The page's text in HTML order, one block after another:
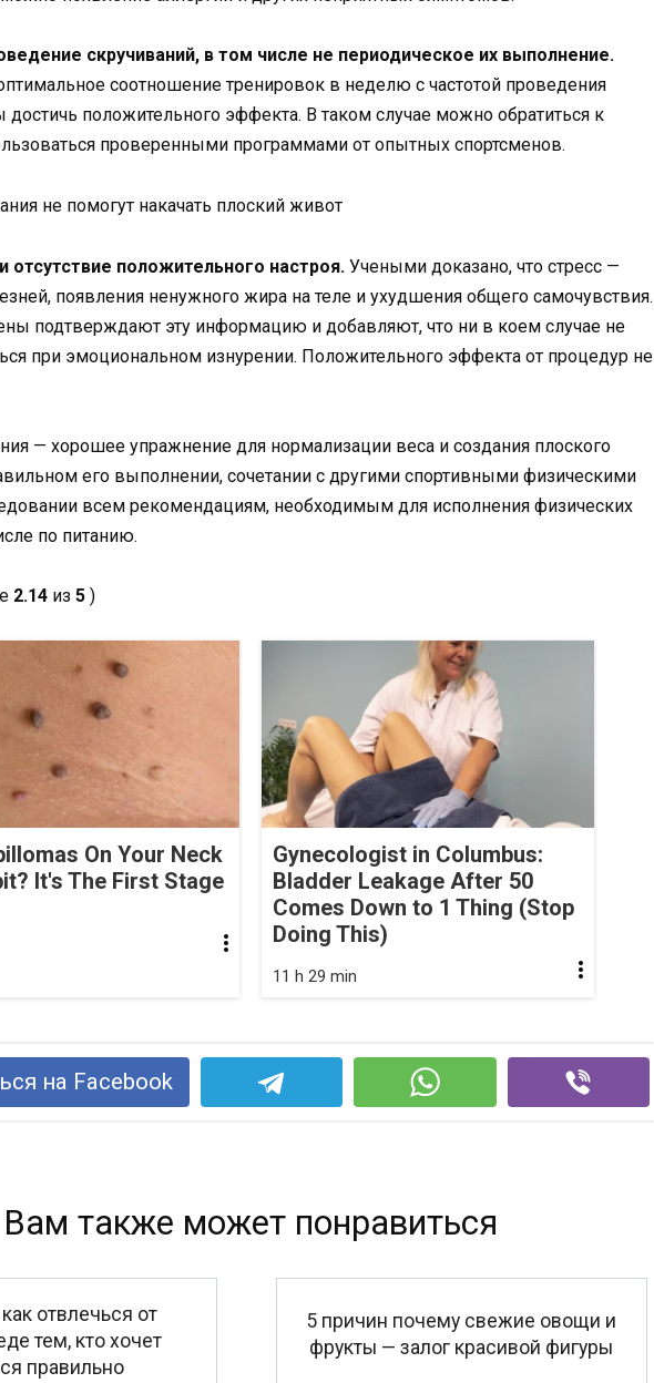
скручиваний, в том числе не периодическое их выполнение.
соотношение тренировок в неделю с частотой проведения
достичь положительного эффекта. В таком случае можно обратиться к
проверенными программами от опытных спортсменов.
отсутствие положительного настроя. Учеными доказано, что стресс —
появления ненужного жира на теле и ухудшения общего самочувствия.
подтверждают эту информацию и добавляют, что ни в коем случае не
при эмоциональном изнурении. Положительного эффекта от процедур не
— хорошее упражнение для нормализации веса и создания плоского
его выполнении, сочетании с другими спортивными физическими
всем рекомендациям, необходимым для исполнения физических
по питанию.
2.14 из 5 )
On Your Neck
It's The First Stage
Gynecologist in Columbus:
Bladder Leakage After 50
Comes Down to 1 Thing (Stop
Doing This)
11 h 29 min
на Facebook
Вам также может понравиться
отвлечься от
тем, кто хочет
правильно
5 причин почему свежие овощи и
фрукты — залог красивой фигуры